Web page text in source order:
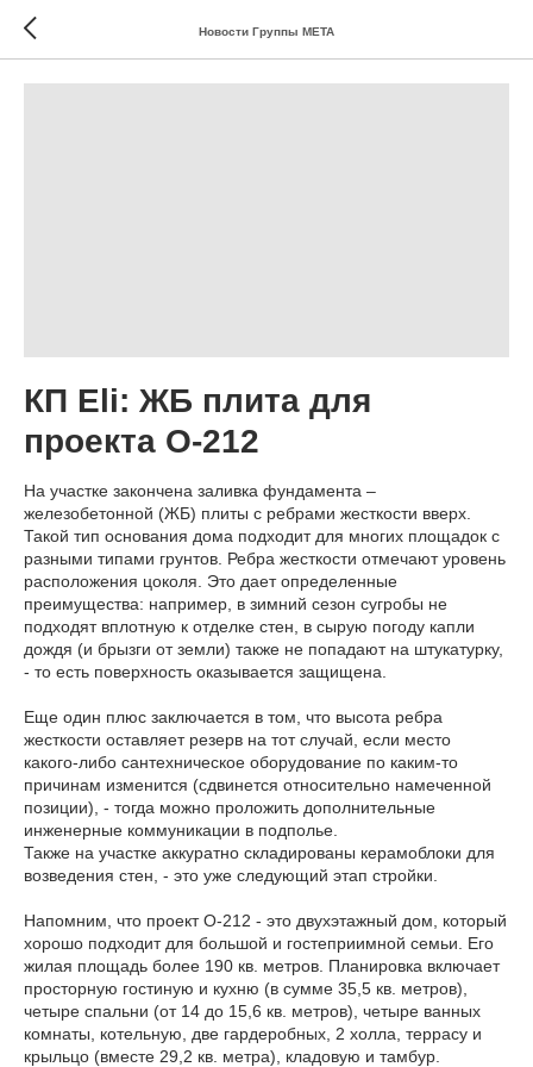
Новости Группы МЕТА
КП Eli: ЖБ плита для
проекта О-212
На участке закончена заливка фундамента –
железобетонной (ЖБ) плиты с ребрами жесткости вверх.
Такой тип основания дома подходит для многих площадок с
разными типами грунтов. Ребра жесткости отмечают уровень
расположения цоколя. Это дает определенные
преимущества: например, в зимний сезон сугробы не
подходят вплотную к отделке стен, в сырую погоду капли
дождя (и брызги от земли) также не попадают на штукатурку,
- то есть поверхность оказывается защищена.
Еще один плюс заключается в том, что высота ребра
жесткости оставляет резерв на тот случай, если место
какого-либо сантехническое оборудование по каким-то
причинам изменится (сдвинется относительно намеченной
позиции), - тогда можно проложить дополнительные
инженерные коммуникации в подполье.
Также на участке аккуратно складированы керамоблоки для
возведения стен, - это уже следующий этап стройки.
Напомним, что проект О-212 - это двухэтажный дом, который
хорошо подходит для большой и гостеприимной семьи. Его
жилая площадь более 190 кв. метров. Планировка включает
просторную гостиную и кухню (в сумме 35,5 кв. метров),
четыре спальни (от 14 до 15,6 кв. метров), четыре ванных
комнаты, котельную, две гардеробных, 2 холла, террасу и
крыльцо (вместе 29,2 кв. метра), кладовую и тамбур.